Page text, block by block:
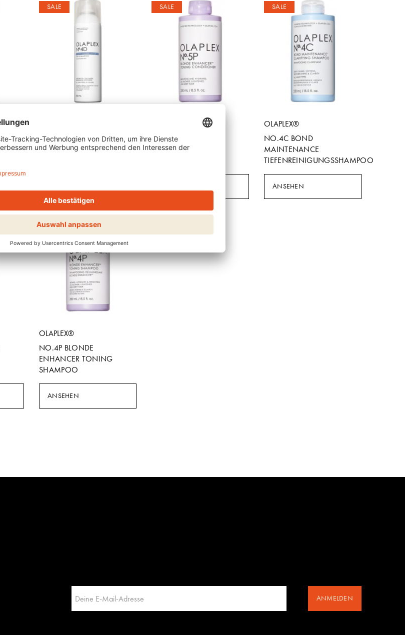
SALE
NO.4D CLEAN VOLUME
DETOX DRY SHAMPOO
SALE
NO.5P BLONDE
ENHANCER TONING
SALE
OLAPLEX®
NO.4C BOND
MAINTENANCE
TIEFENREINIGUNGSSHAMPOO
ANSEHEN
SALE
OLAPLEX®
NO.4P BLONDE
ENHANCER TONING
SHAMPOO
ANSEHEN
ANMELDEN